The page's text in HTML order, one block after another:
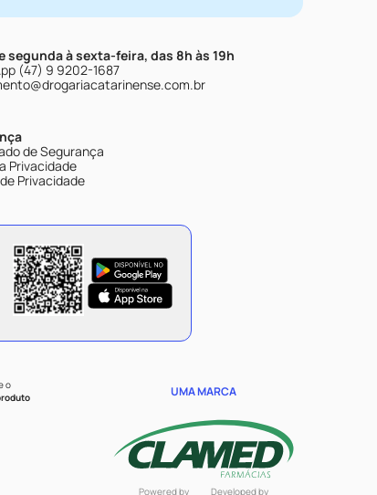
segunda à sexta-feira, das 8h às 19h
(47) 9 9202-1687
de Segurança
Privacidade
Privacidade
o
UMA MARCA
Powered by Developed by